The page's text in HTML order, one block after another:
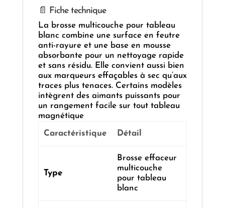
📄 Fiche technique
La brosse multicouche pour tableau
blanc combine une surface en feutre
anti-rayure et une base en mousse
absorbante pour un nettoyage rapide
et sans résidu. Elle convient aussi bien
aux marqueurs effaçables à sec qu’aux
traces plus tenaces. Certains modèles
intègrent des aimants puissants pour
un rangement facile sur tout tableau
magnétique
Caractéristique Détail
Type
Brosse effaceur
multicouche
pour tableau
blanc